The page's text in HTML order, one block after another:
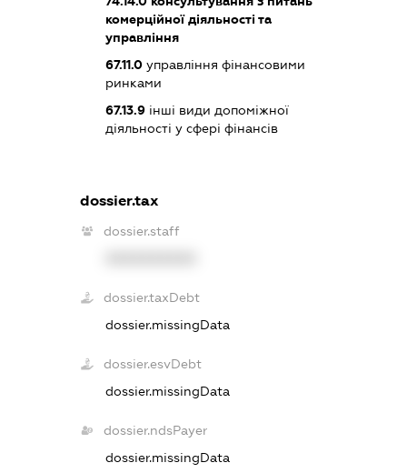
комерційної діяльності та
управління
67.11.0управління фінансовими
ринками
67.13.9інші види допоміжної
діяльності у сфері фінансів
dossier.tax
dossier.staff
dossier.taxDebt
dossier.missingData
dossier.esvDebt
dossier.missingData
dossier.ndsPayer
dossier.missingData